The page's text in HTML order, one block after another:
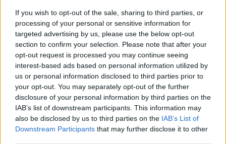
If you wish to opt-out of the sale, sharing to third parties, or
processing of your personal or sensitive information for
targeted advertising by us, please use the below opt-out
section to confirm your selection. Please note that after your
opt-out request is processed you may continue seeing
interest-based ads based on personal information utilized by
us or personal information disclosed to third parties prior to
your opt-out. You may separately opt-out of the further
disclosure of your personal information by third parties on the
IAB’s list of downstream participants. This information may
also be disclosed by us to third parties on the IAB’s List of
Downstream Participants that may further disclose it to other
numerosa comparte el amor hacia ella
donde la miman y la cuidan en la casa
de su hija Carmen, con quien convive y
les trasladó las felicitaciones de la
ciudad de Arrecife al ser una de las 11
abuelas de Arrecife que pueden
presumir de tener más de 100 años de
edad viviendo en Arrecifes ".
Escribir un comentario
Nombre
(requerido)